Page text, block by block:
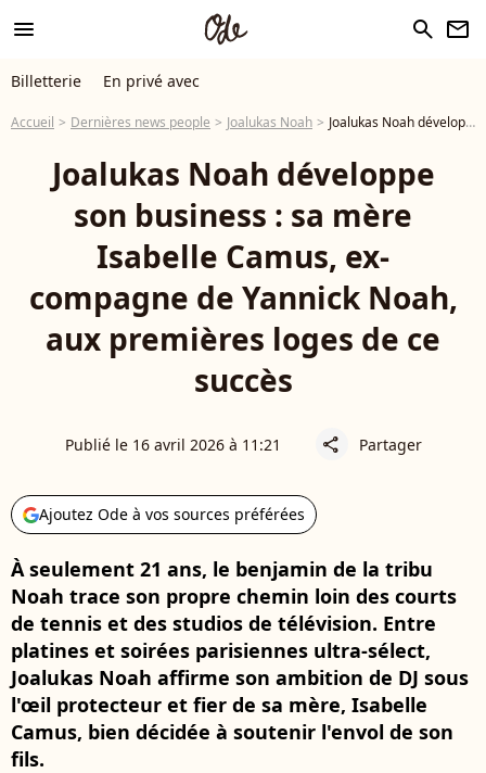
menu search newsletter
Billetterie En privé avec
Accueil Dernières news people Joalukas Noah Joalukas Noah développe son business : sa mère Isabelle Camus, ex-compagne de Yannick Noah, aux premières loges de ce succès
Joalukas Noah développe
son business : sa mère
Isabelle Camus, ex-
compagne de Yannick Noah,
aux premières loges de ce
succès
Publié le 16 avril 2026 à 11:21 share Partager
Ajoutez Ode à vos sources préférées
À seulement 21 ans, le benjamin de la tribu
Noah trace son propre chemin loin des courts
de tennis et des studios de télévision. Entre
platines et soirées parisiennes ultra-sélect,
Joalukas Noah affirme son ambition de DJ sous
l'œil protecteur et fier de sa mère, Isabelle
Camus, bien décidée à soutenir l'envol de son
fils.